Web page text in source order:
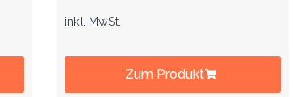
inkl. MwSt.
Zum Produkt